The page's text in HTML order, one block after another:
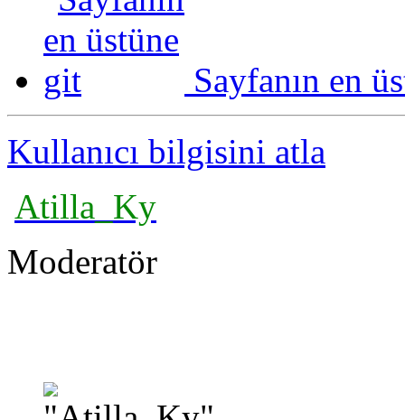
Sayfanın en
Kullanıcı bilgisini atla
Atilla_Ky
Moderatör